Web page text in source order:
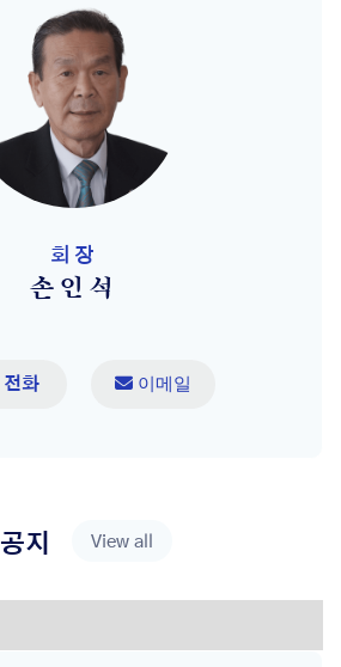
회장
손인석
전화  이메일
공지 View all